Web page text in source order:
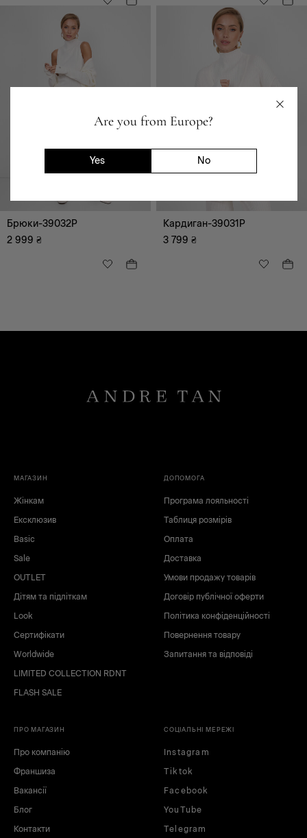
Are you from Europe?
Yes No
Брюки-39032P
2 999 ₴
Кардиган-39031P
3 799 ₴
МАГАЗИН
Жінкам
Ексклюзив
Basic
Sale
OUTLET
Дітям та підліткам
Look
Сертифікати
Worldwide
LIMITED COLLECTION RDNT
FLASH SALE
ДОПОМОГА
Програма лояльності
Таблиця розмірів
Оплата
Доставка
Умови продажу товарів
Договір публічної оферти
Політика конфіденційності
Повернення товару
Запитання та відповіді
ПРО МАГАЗИН
Про компанію
Франшиза
Вакансії
Блог
Контакти
СОЦІАЛЬНІ МЕРЕЖІ
Instagram
Tiktok
Facebook
YouTube
Telegram